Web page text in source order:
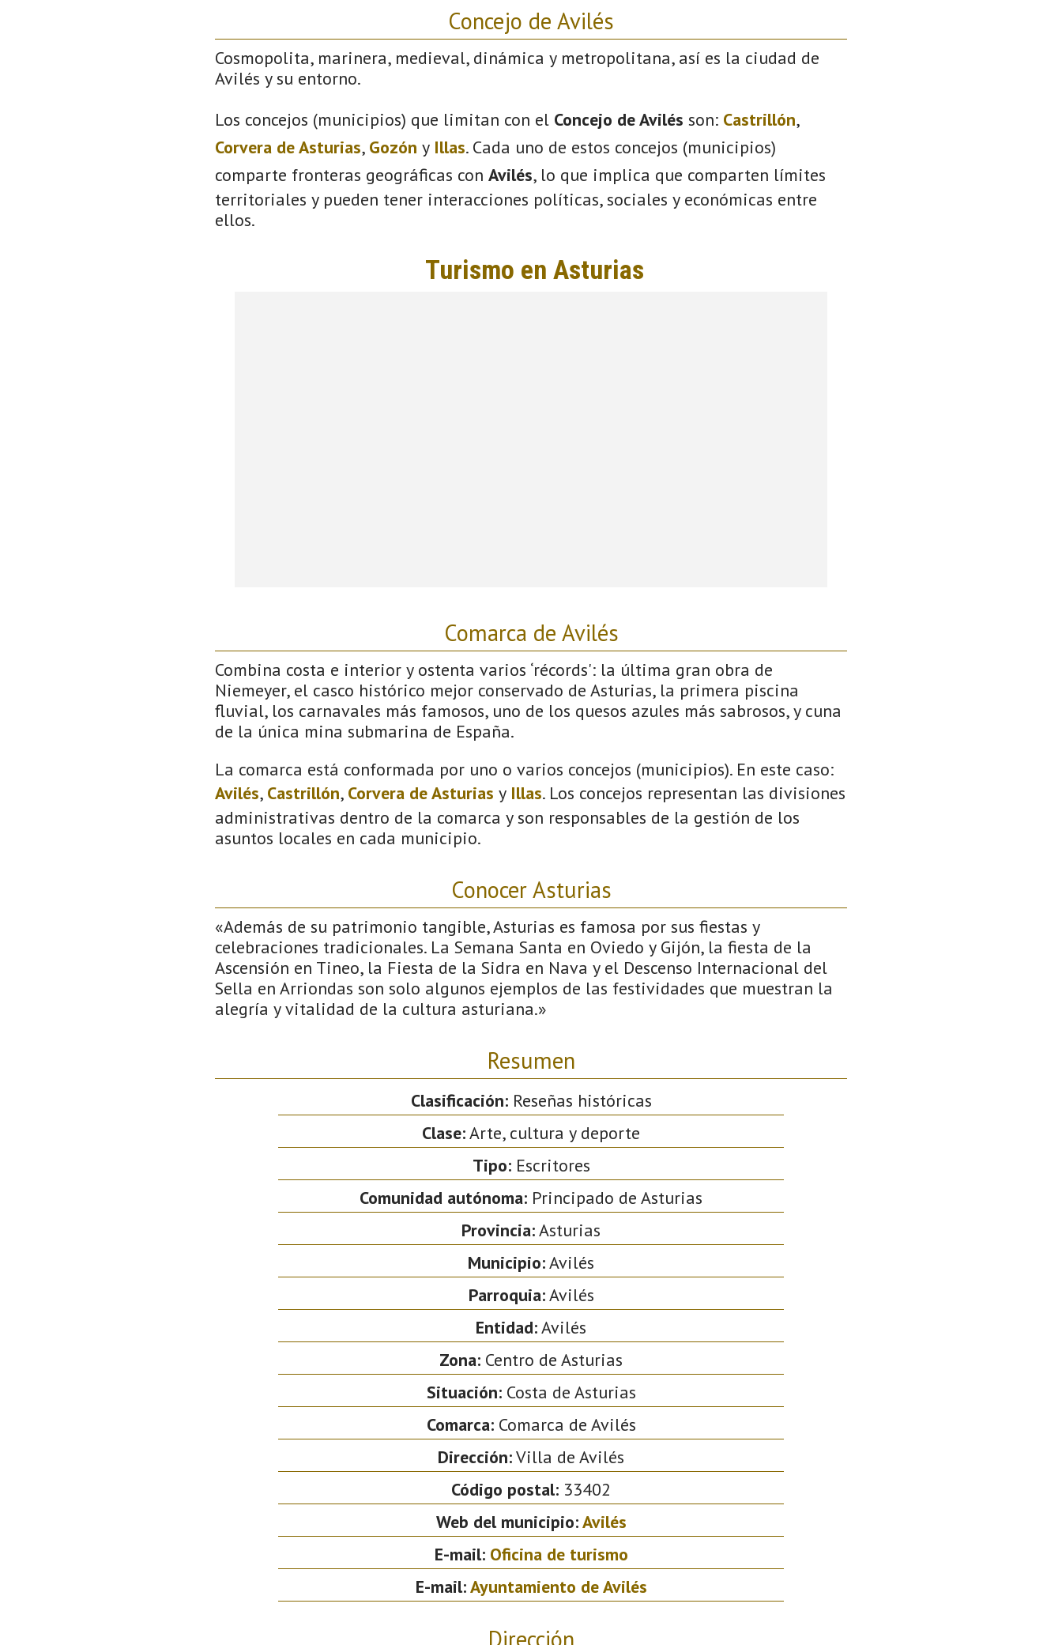
Concejo de Avilés
Cosmopolita, marinera, medieval, dinámica y metropolitana, así es la ciudad de
Avilés y su entorno.
Los concejos (municipios) que limitan con el Concejo de Avilés son: Castrillón,
Corvera de Asturias, Gozón y Illas. Cada uno de estos concejos (municipios)
comparte fronteras geográficas con Avilés, lo que implica que comparten límites
territoriales y pueden tener interacciones políticas, sociales y económicas entre
ellos.
Comarca de Avilés
Combina costa e interior y ostenta varios ‘récords': la última gran obra de
Niemeyer, el casco histórico mejor conservado de Asturias, la primera piscina
fluvial, los carnavales más famosos, uno de los quesos azules más sabrosos, y cuna
de la única mina submarina de España.
La comarca está conformada por uno o varios concejos (municipios). En este caso:
Avilés, Castrillón, Corvera de Asturias y Illas. Los concejos representan las divisiones
administrativas dentro de la comarca y son responsables de la gestión de los
asuntos locales en cada municipio.
Conocer Asturias
«Además de su patrimonio tangible, Asturias es famosa por sus fiestas y
celebraciones tradicionales. La Semana Santa en Oviedo y Gijón, la fiesta de la
Ascensión en Tineo, la Fiesta de la Sidra en Nava y el Descenso Internacional del
Sella en Arriondas son solo algunos ejemplos de las festividades que muestran la
alegría y vitalidad de la cultura asturiana.»
Resumen
Clasificación:Reseñas históricas
Clase:Arte, cultura y deporte
Tipo:Escritores
Comunidad autónoma: Principado de Asturias
Provincia:Asturias
Municipio:Avilés
Parroquia:Avilés
Entidad:Avilés
Zona: Centro de Asturias
Situación:Costa de Asturias
Comarca:Comarca de Avilés
Dirección:Villa de Avilés
Código postal: 33402
Web del municipio:Avilés
E-mail: Oficina de turismo
E-mail:Ayuntamiento de Avilés
Dirección